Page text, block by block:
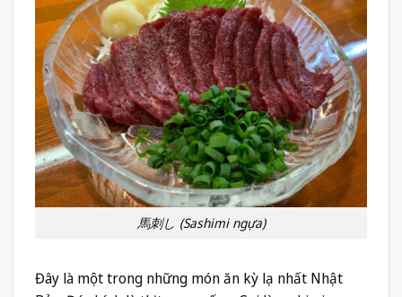
馬刺し (Sashimi ngựa)
Đây là một trong những món ăn kỳ lạ nhất Nhật